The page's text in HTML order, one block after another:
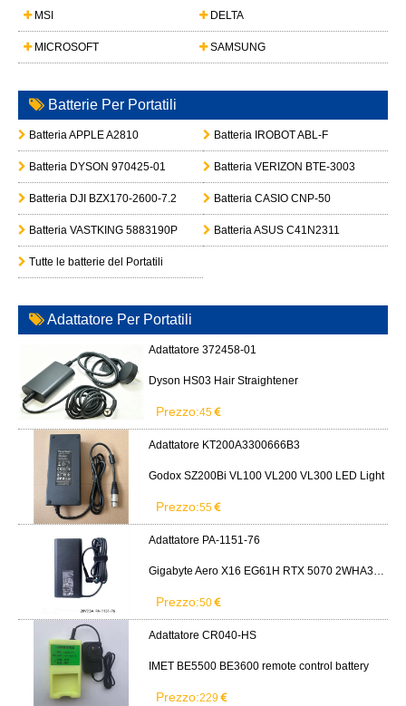
MSI DELTA
MICROSOFT SAMSUNG
Batterie Per Portatili
Batteria APPLE A2810 Batteria IROBOT ABL-F
Batteria DYSON 970425-01 Batteria VERIZON BTE-3003
Batteria DJI BZX170-2600-7.2 Batteria CASIO CNP-50
Batteria VASTKING 5883190P Batteria ASUS C41N2311
Tutte le batterie del Portatili
Adattatore Per Portatili
Adattatore 372458-01
Dyson HS03 Hair Straightener
Prezzo:45
Adattatore KT200A3300666B3
Godox SZ200Bi VL100 VL200 VL300 LED Light
Prezzo:55
Adattatore PA-1151-76
Gigabyte Aero X16 EG61H RTX 5070 2WHA3USC64AH LITEON PA-1151-76 150W adapter
Prezzo:50
Adattatore CR040-HS
IMET BE5500 BE3600 remote control battery
Prezzo:229